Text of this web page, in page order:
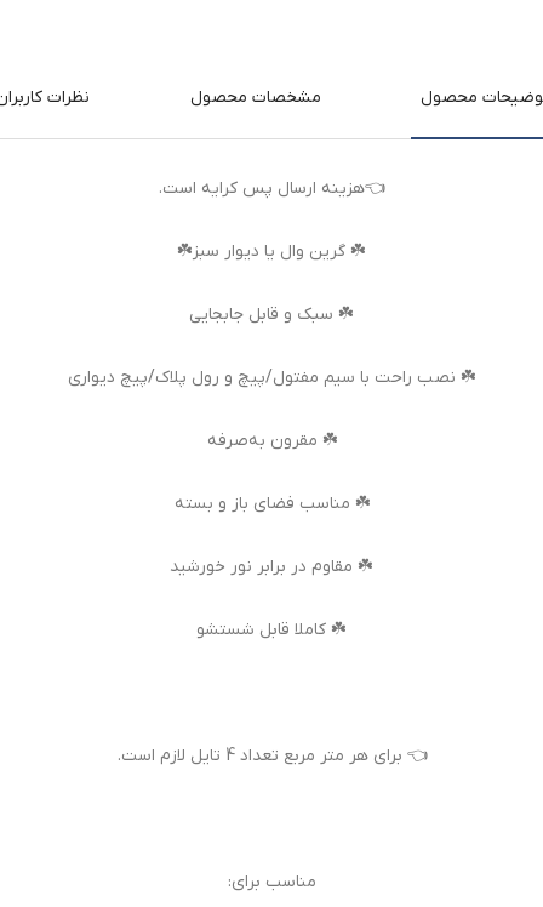
محصول مشخصات محصول نظرات
👈هزینه ارسال پس کرایه است.
☘️ گرین وال یا دیوار سبز☘️
☘️ سبک و قابل جابجایی
☘️ نصب راحت با سیم مفتول/پیچ و رول پلاک/پیچ دیواری
☘️ مقرون به‌صرفه
☘️ مناسب فضای باز و بسته
☘️ مقاوم در برابر نور خورشید
☘️ کاملا قابل شستشو
👈 برای هر متر مربع تعداد 4 تایل لازم است.
مناسب برای: